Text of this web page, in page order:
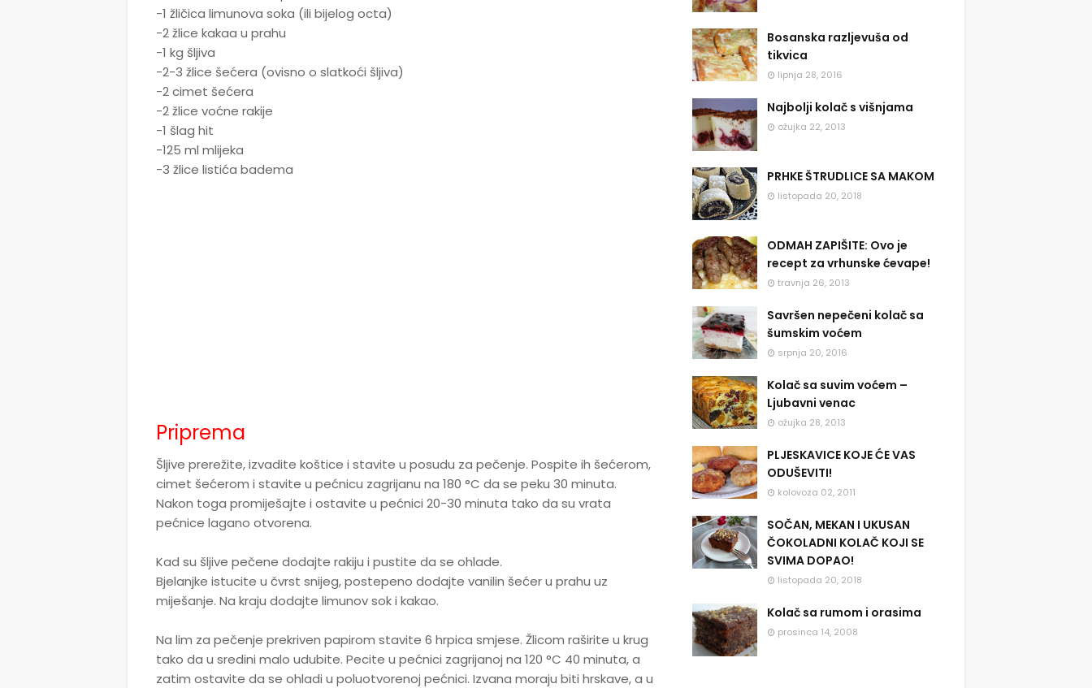
-1 žličica limunova soka (ili bijelog octa)
-2 žlice kakaa u prahu
-1 kg šljiva
-2-3 žlice šećera (ovisno o slatkoći šljiva)
-2 cimet šećera
-2 žlice voćne rakije
-1 šlag hit
-125 ml mlijeka
-3 žlice listića badema
Priprema
Šljive prerežite, izvadite koštice i stavite u posudu za pečenje. Pospite ih šećerom,
cimet šećerom i stavite u pećnicu zagrijanu na 180 °C da se peku 30 minuta.
Nakon toga promiješajte i ostavite u pećnici 20-30 minuta tako da su vrata
pećnice lagano otvorena.
Kad su šljive pečene dodajte rakiju i pustite da se ohlade.
Bjelanjke istucite u čvrst snijeg, postepeno dodajte vanilin šećer u prahu uz
miješanje. Na kraju dodajte limunov sok i kakao.
Na lim za pečenje prekriven papirom stavite 6 hrpica smjese. Žlicom raširite u krug
tako da u sredini malo udubite. Pecite u pećnici zagrijanoj na 120 °C 40 minuta, a
zatim ostavite da se ohladi u poluotvorenoj pećnici. Izvana moraju biti hrskave, a u
Bosanska razljevuša od
tikvica
lipnja 28, 2016
Najbolji kolač s višnjama
ožujka 22, 2013
PRHKE ŠTRUDLICE SA MAKOM
listopada 20, 2018
ODMAH ZAPIŠITE: Ovo je
recept za vrhunske ćevape!
travnja 26, 2013
Savršen nepečeni kolač sa
šumskim voćem
srpnja 20, 2016
Kolač sa suvim voćem –
Ljubavni venac
ožujka 28, 2013
PLJESKAVICE KOJE ĆE VAS
ODUŠEVITI!
kolovoza 02, 2011
SOČAN, MEKAN I UKUSAN
ČOKOLADNI KOLAČ KOJI SE
SVIMA DOPAO!
listopada 20, 2018
Kolač sa rumom i orasima
prosinca 14, 2008